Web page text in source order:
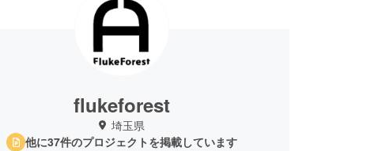
flukeforest
埼玉県
他に37件のプロジェクトを掲載しています